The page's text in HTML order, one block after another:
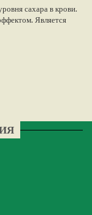
сахара в крови.
Является